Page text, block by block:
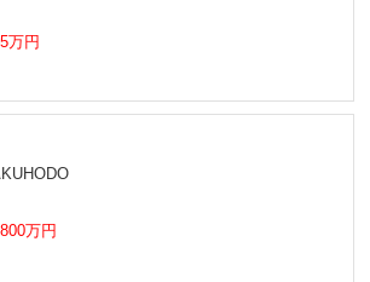
万円
万円